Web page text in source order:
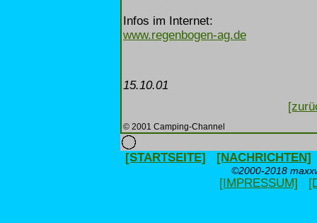
Infos im Internet:
www.regenbogen-ag.de
15.10.01
© 2001 Camping-Channel
[STARTSEITE] [NACHRICHTEN]
©2000-2018
[IMPRESSUM]